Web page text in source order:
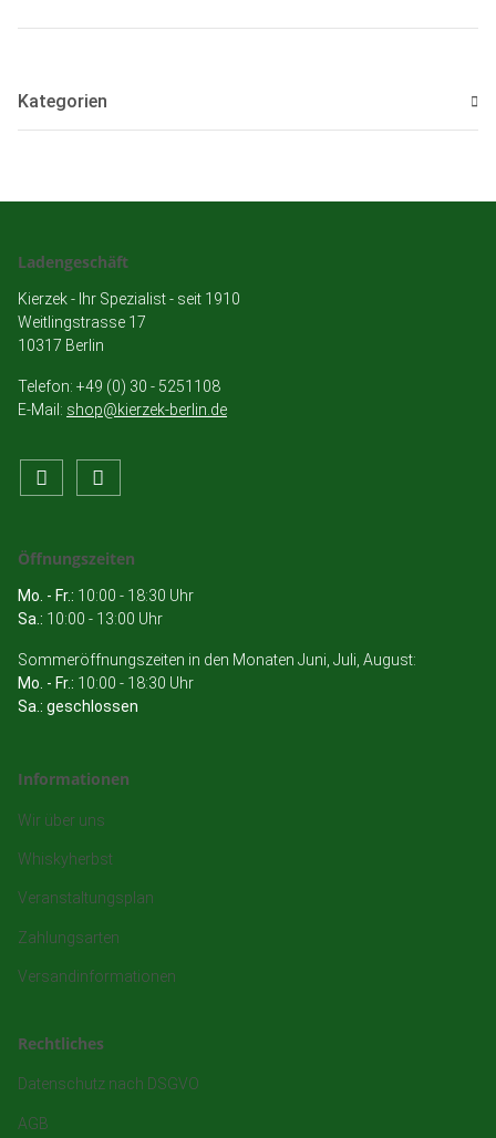
Kategorien
Ladengeschäft
Kierzek - Ihr Spezialist - seit 1910
Weitlingstrasse 17
10317 Berlin
Telefon: +49 (0) 30 - 5251108
E-Mail: shop@kierzek-berlin.de
Öffnungszeiten
Mo. - Fr.: 10:00 - 18:30 Uhr
Sa.: 10:00 - 13:00 Uhr
Sommeröffnungszeiten in den Monaten Juni, Juli, August:
Mo. - Fr.: 10:00 - 18:30 Uhr
Sa.: geschlossen
Informationen
Wir über uns
Whiskyherbst
Veranstaltungsplan
Zahlungsarten
Versandinformationen
Rechtliches
Datenschutz nach DSGVO
AGB